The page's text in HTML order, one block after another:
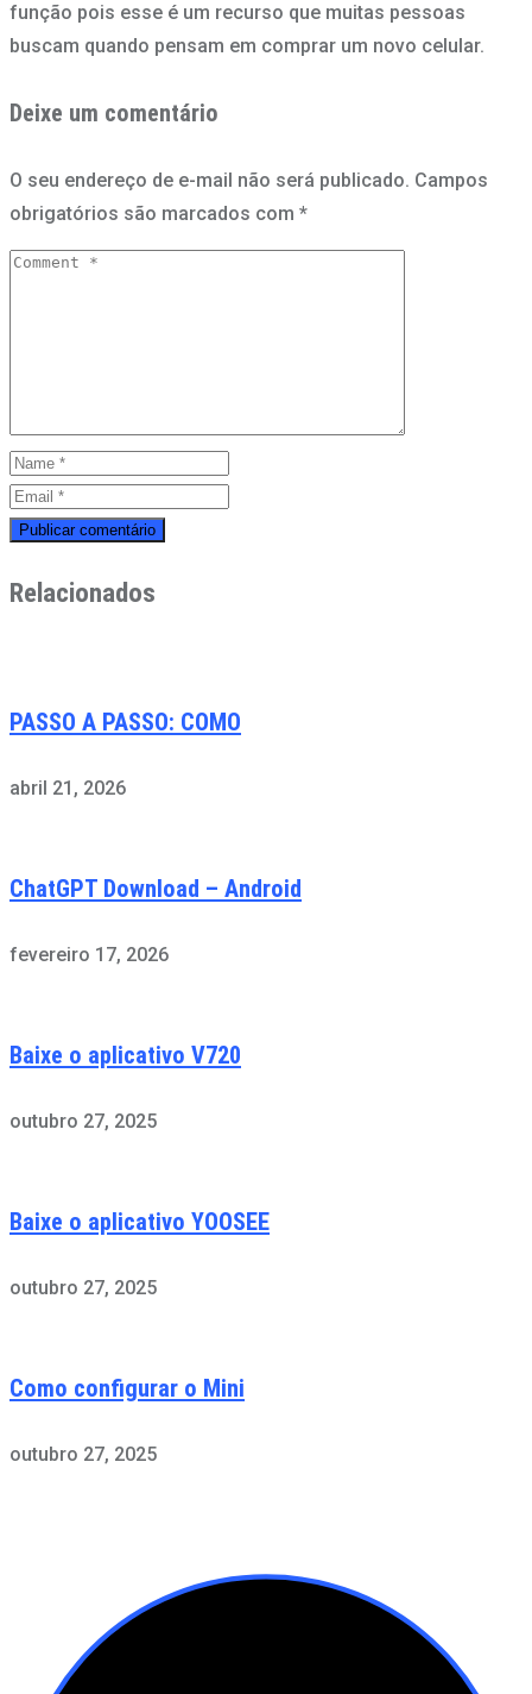
função pois esse é um recurso que muitas pessoas
buscam quando pensam em comprar um novo celular.
Deixe um comentário
O seu endereço de e-mail não será publicado. Campos
obrigatórios são marcados com *
Relacionados
PASSO A PASSO: COMO
abril 21, 2026
ChatGPT Download – Android
fevereiro 17, 2026
Baixe o aplicativo V720
outubro 27, 2025
Baixe o aplicativo YOOSEE
outubro 27, 2025
Como configurar o Mini
outubro 27, 2025